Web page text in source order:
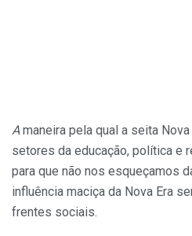
A maneira pela qual a seita
setores da educação, política e
para que não nos esqueçamos
influên­cia maciça da Nova Era
frentes sociais.